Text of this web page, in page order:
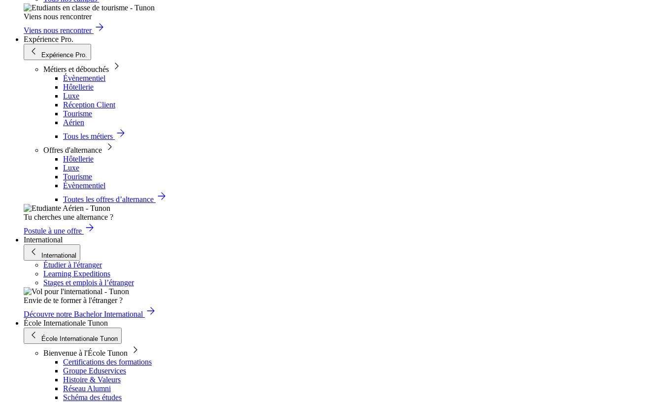
Viens nous rencontrer
Viens nous rencontrer
Expérience Pro.
Expérience Pro.
Métiers et débouchés
Évènementiel
Hôtellerie
Luxe
Réception Client
Tourisme
Aérien
Tous les métiers
Offres d'alternance
Hôtellerie
Luxe
Tourisme
Évènementiel
Toutes les offres d’alternance
Tu cherches une alternance ?
Postule à une offre
International
International
Étudier à l'étranger
Learning Expeditions
Stages et emplois à l’étranger
Envie de te former à l'étranger ?
Découvre notre Bachelor International
École Internationale Tunon
École Internationale Tunon
Bienvenue à l'École Tunon
Certifications des formations
Groupe Eduservices
Histoire & Valeurs
Réseau Alumni
Schéma des études